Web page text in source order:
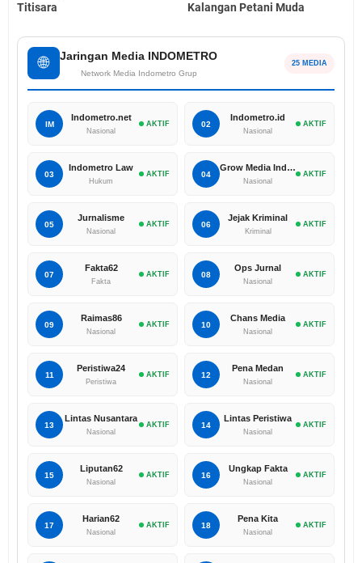
Titisara
Kalangan Petani Muda
🌐 Jaringan Media INDOMETRO
Network Media Indometro Grup
25 MEDIA
IM
Indometro.net
Nasional
AKTIF 02
Indometro.id
Nasional
AKTIF
03
Indometro Law
Hukum
AKTIF 04
Grow Media Indonesia
Nasional
AKTIF
05
Jurnalisme
Nasional
AKTIF 06
Jejak Kriminal
Kriminal
AKTIF
07
Fakta62
Fakta
AKTIF 08
Ops Jurnal
Nasional
AKTIF
09
Raimas86
Nasional
AKTIF 10
Chans Media
Nasional
AKTIF
11
Peristiwa24
Peristiwa
AKTIF 12
Pena Medan
Nasional
AKTIF
13
Lintas Nusantara
Nasional
AKTIF 14
Lintas Peristiwa
Nasional
AKTIF
15
Liputan62
Nasional
AKTIF 16
Ungkap Fakta
Nasional
AKTIF
17
Harian62
Nasional
AKTIF 18
Pena Kita
Nasional
AKTIF